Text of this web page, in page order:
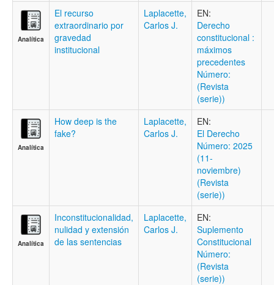
Analítica
El recurso
extraordinario por
gravedad
institucional
Laplacette,
Carlos J.
EN:
Derecho
constitucional :
máximos
precedentes
Número:
(Revista
(serie))
Analítica
How deep is the
fake?
Laplacette,
Carlos J.
EN:
El Derecho
Número: 2025
(11-
noviembre)
(Revista
(serie))
Analítica
Inconstitucionalidad,
nulidad y extensión
de las sentencias
Laplacette,
Carlos J.
EN:
Suplemento
Constitucional
Número:
(Revista
(serie))